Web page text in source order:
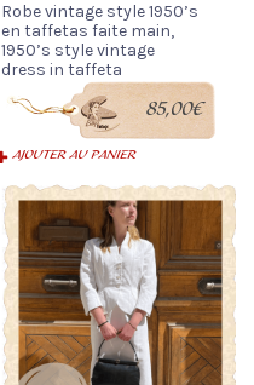
Robe vintage style 1950’s
en taffetas faite main,
1950’s style vintage
dress in taffeta
85,00€
AJOUTER AU PANIER